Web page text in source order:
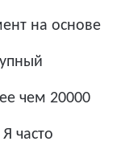
на основе
чем 20000
часто